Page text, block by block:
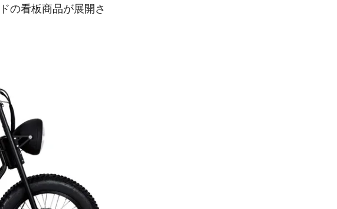
の看板商品が展開さ